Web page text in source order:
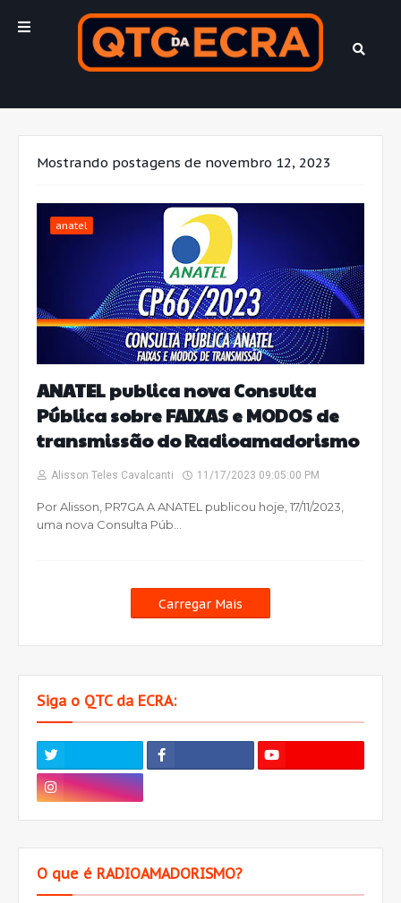
Mostrando postagens de novembro 12, 2023
anatel
ANATEL publica nova Consulta
Pública sobre FAIXAS e MODOS de
transmissão do Radioamadorismo
Alisson Teles Cavalcanti 11/17/2023 09:05:00 PM
Por Alisson, PR7GA A ANATEL publicou hoje, 17/11/2023,
uma nova Consulta Púb…
Carregar Mais
Siga o QTC da ECRA:
O que é RADIOAMADORISMO?